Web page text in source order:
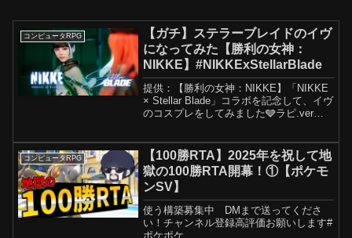
コンピュータRPG
【ガチ】ステラーブレイドのイヴ
になってみた【勝利の女神：
NIKKE】#NIKKExStellarBlade
提供：【勝利の女神：NIKKE】「NIKKE
× Stellar Blade」コラボを記念して、イヴ
のコスプレをしてみました🩶ラピ.verは
RPG~▶ダウンロード：【コ...
コンピュータRPG
【100勝RTA】2025年を祝して地
獄の100勝RTA開幕！①【ポケモ
ンSV】
使う構築募集中 DMまで送ってくださ
い！チャンネル登録高評価お願いします#
ポケポケ